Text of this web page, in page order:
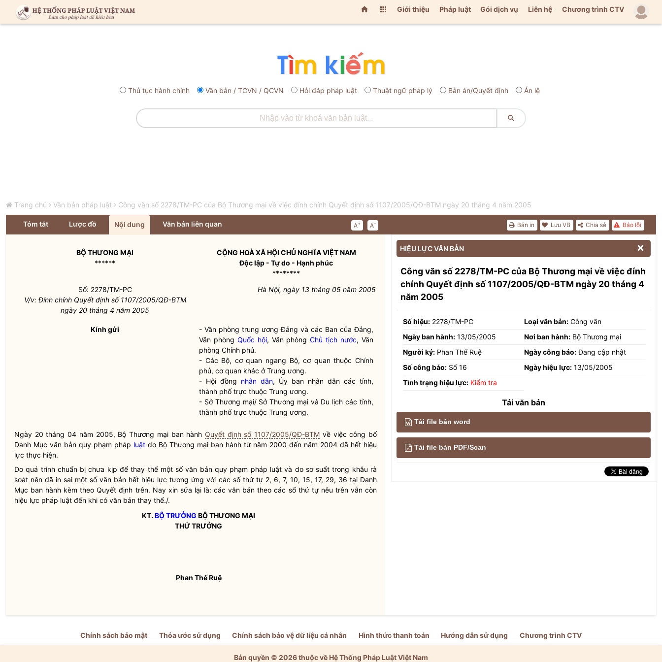
  Giới thiệu Pháp luật Gói dịch vụ Liên hệ Chương trình CTV
Thủ tục hành chính Văn bản / TCVN / QCVN Hỏi đáp pháp luật Thuật ngữ pháp lý Bản án/Quyết định Án lệ

Trang chủ Văn bản pháp luật Công văn số 2278/TM-PC của Bộ Thương mại về việc đính chính Quyết định số 1107/2005/QĐ-BTM ngày 20 tháng 4 năm 2005
Tóm tắt Lược đồ Nội dung Văn bản liên quan A+ A- Báo lỗi
Chia sẻ
Lưu VB
Bản in
BỘ THƯƠNG MẠI
******
CỘNG HOÀ XÃ HỘI CHỦ NGHĨA VIỆT NAM
Độc lập - Tự do - Hạnh phúc
********
Số: 2278/TM-PC
V/v: Đính chính Quyết định số 1107/2005/QĐ-BTM
ngày 20 tháng 4 năm 2005
Hà Nội, ngày 13 tháng 05 năm 2005
Kính gửi
- Văn phòng trung ương Đảng và các Ban của Đảng,
Văn phòng Quốc hội, Văn phòngChủ tịch nước, Văn
phòng Chính phủ.
- Các Bộ, cơ quan ngang Bộ, cơ quan thuộc Chính
phủ, cơ quan khác ở Trung ương.
- Hội đồng nhân dân, Ủy ban nhân dâncác tỉnh,
thành phố trực thuộc Trung ương.
- Sở Thương mại/ Sở Thương mại và Du lịch các tỉnh,
thành phố trực thuộc Trung ương.
Ngày 20 tháng 04 năm 2005, Bộ Thương mại ban hành Quyết định số 1107/2005/QĐ-BTM về việc công bố
Danh Mục văn bản quy phạm pháp luật do Bộ Thương mại ban hành từ năm 2000 đến năm 2004 đã hết hiệu
lực thực hiện.
Do quá trình chuẩn bị chưa kịp để thay thế một số văn bản quy phạm pháp luậtvà do sơ suất trong khâu rà
soát nên đã in sai một số văn bản hết hiệu lực tương ứng với các số thứ tự 2, 6, 7, 10, 15, 17, 29, 36 tại Danh
Mục ban hành kèm theo Quyết định trên. Nay xin sửa lại là: các văn bản theo các số thứ tự nêu trên vẫn còn
hiệu lực pháp luật đến khi có văn bản thay thế./.
KT.BỘ TRƯỞNG BỘ THƯƠNG MẠI
THỨ TRƯỞNG
Phan Thế Ruệ
HIỆU LỰC VĂN BẢN 
Công văn số 2278/TM-PC của Bộ Thương mại về việc đính
chính Quyết định số 1107/2005/QĐ-BTM ngày 20 tháng 4
năm 2005
Số hiệu: 2278/TM-PC Loại văn bản: Công văn
Ngày ban hành: 13/05/2005 Nơi ban hành: Bộ Thương mại
Người ký: Phan Thế Ruệ Ngày công báo:Đang cập nhật
Số công báo: Số 16 Ngày hiệu lực: 13/05/2005
Tình trạng hiệu lực: Kiểm tra
Tải văn bản
Tải file bản word
Tải file bản PDF/Scan
Chính sách bảo mật Thỏa ước sử dụng Chính sách bảo vệ dữ liệu cá nhân Hình thức thanh toán Hướng dẫn sử dụng Chương trình CTV
Bản quyền © 2026 thuộc về Hệ Thống Pháp Luật Việt Nam